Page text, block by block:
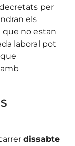
per
els
que no estan
laboral pot
dissabte